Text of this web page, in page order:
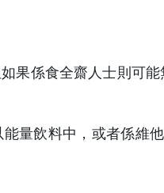
果係食全齋人士則可
量飲料中，或者係維